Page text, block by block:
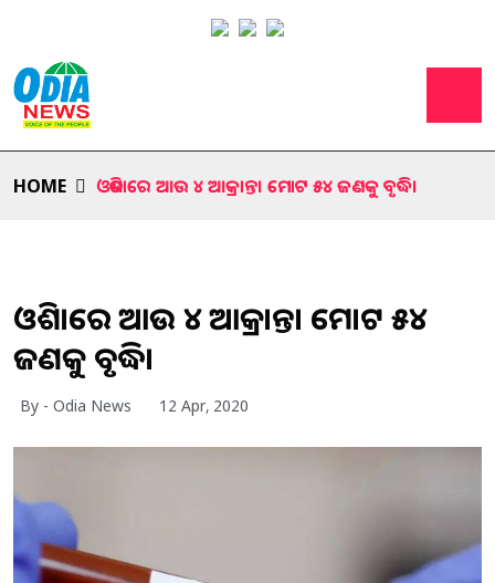
HOME ଓଡିଶାରେ ଆଉ ୪ ଆକ୍ରାନ୍ତ। ମୋଟ ୫୪ ଜଣକୁ ବୃଦ୍ଧି।
ଓଡିଶାରେ ଆଉ ୪ ଆକ୍ରାନ୍ତ। ମୋଟ ୫୪
ଜଣକୁ ବୃଦ୍ଧି।
By - Odia News 12 Apr, 2020